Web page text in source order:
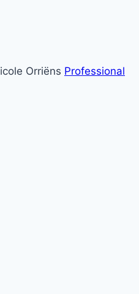
Orriëns Professional